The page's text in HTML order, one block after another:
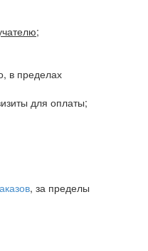
;
в пределах
для оплаты;
, за пределы